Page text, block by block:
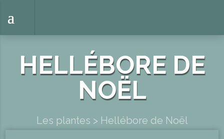
HELLÉBORE DE
NOËL
Les plantes > Hellébore de Noël